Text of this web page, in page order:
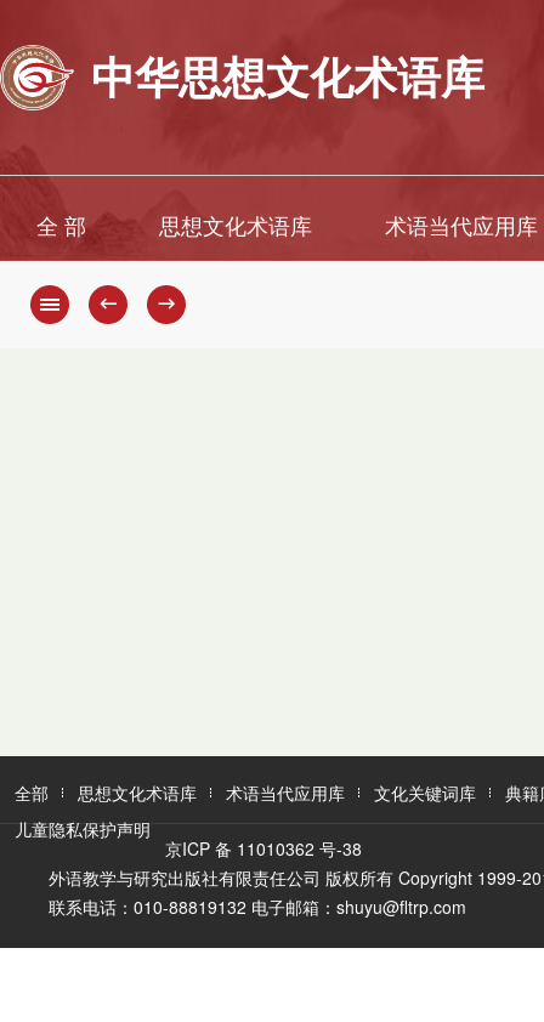
中华思想文化术语库
全 部 思想文化术语库 术语当代应用库
← →
全部 思想文化术语库 术语当代应用库 文化关键词库
典籍
儿童隐私保护声明
京ICP 备 11010362 号-38
外语教学与研究出版社有限责任公司 版权所有 Copyright 1999-
联系电话：010-88819132 电子邮箱：shuyu@fltrp.com